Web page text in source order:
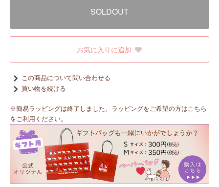
SOLDOUT
お気に入りに追加
この商品について問い合わせる
買い物を続ける
※簡易ラッピングは終了しました。ラッピングをご希望の方はこちら
をご利用ください。